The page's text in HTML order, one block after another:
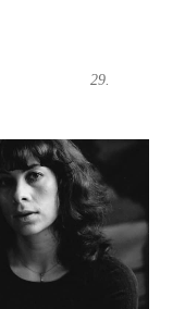
29.